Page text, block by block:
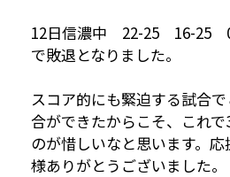
12日信濃中 22-25 16-25
で敗退となりました。
スコア的にも緊迫する試合
合ができたからこそ、これ
のが惜しいなと思います。
様ありがとうございました。